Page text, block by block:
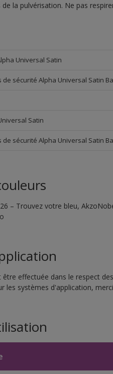
la pulvérisation. Ne pas
Universal Satin
de sécurité Alpha Universal Satin
Satin
de sécurité Alpha Universal Satin
– Trouvez votre bleu,
effectuée dans le respect
les systèmes d'application,